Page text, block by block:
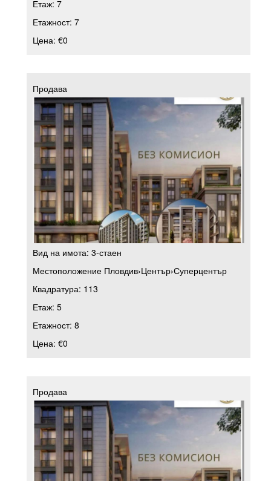
Етаж: 7
Етажност: 7
Цена: €0
Продава
Вид на имота: 3-стаен
Местоположение Пловдив›Център›Суперцентър
Квадратура: 113
Етаж: 5
Етажност: 8
Цена: €0
Продава